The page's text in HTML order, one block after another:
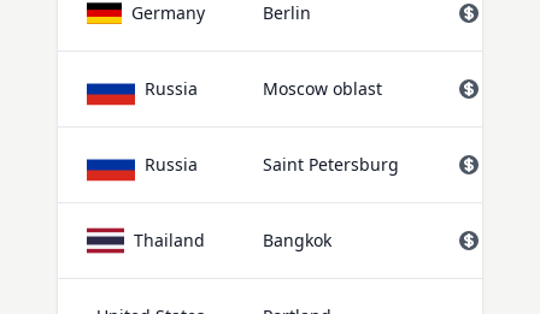
Germany Berlin
Russia Moscow oblast
Russia Saint Petersburg
Thailand Bangkok